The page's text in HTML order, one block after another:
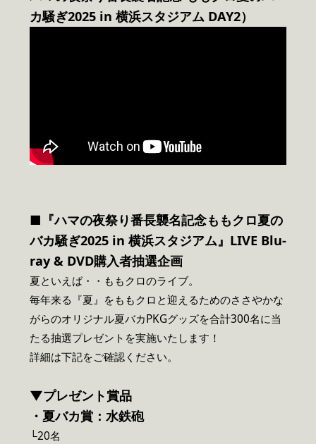
カ騒ぎ2025 in 横浜スタジアム DAY2）
■『ハマの夜祭り番長襲名記念ももクロ夏の
バカ騒ぎ2025 in 横浜スタジアム』LIVE Blu-
ray & DVD購入者抽選企画
夏といえば・・ももクロのライブ。
毎年来る『夏』をももクロと迎えるためのささやかな
がらのオリジナル夏バカPKGグッズを合計300名に当
たる抽選プレゼントを実施いたします！
詳細は下記をご確認ください。
▼プレゼント賞品
・夏バカ賞：水鉄砲
└20名